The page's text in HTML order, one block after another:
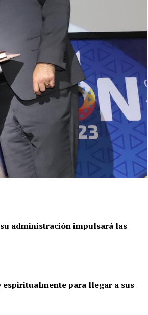
administración impulsará las
para llegar a sus